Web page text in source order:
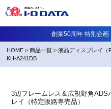
創業50周年 特別企画
HOME >商品一覧 >液晶ディスプレイ（
KH-A241DB
3辺フレームレス＆広視野角
レイ（特定販路専売品）